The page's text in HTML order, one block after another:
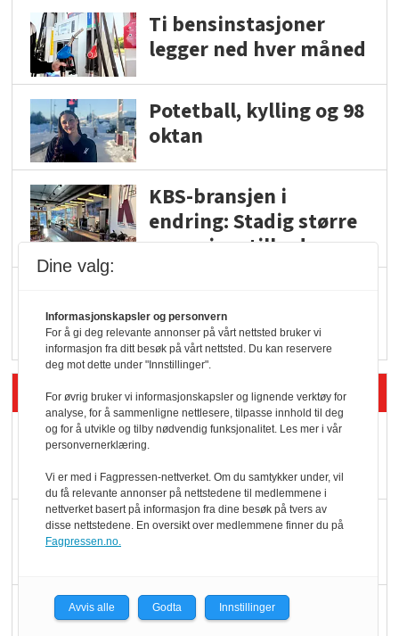
Ti bensinstasjoner
legger ned hver måned
Potetball, kylling og 98
oktan
KBS-bransjen i
endring: Stadig større
serveringstilbud
i dagligvare
Siste artikler - Butikk i praksis
Rema-flaggskip
dundrer videre
Slik opprettholdes
Færre varer, men fulle
Dine valg:
Informasjonskapsler og personvern
For å gi deg relevante annonser på vårt nettsted bruker vi
informasjon fra ditt besøk på vårt nettsted. Du kan reservere
deg mot dette under "Innstillinger".
For øvrig bruker vi informasjonskapsler og lignende verktøy for
analyse, for å sammenligne nettlesere, tilpasse innhold til deg
og for å utvikle og tilby nødvendig funksjonalitet. Les mer i vår
personvernerklæring.
Vi er med i Fagpressen-nettverket. Om du samtykker under, vil
du få relevante annonser på nettstedene til medlemmene i
nettverket basert på informasjon fra dine besøk på tvers av
disse nettstedene. En oversikt over medlemmene finner du på
Fagpressen.no.
Avvis alle Godta Innstillinger